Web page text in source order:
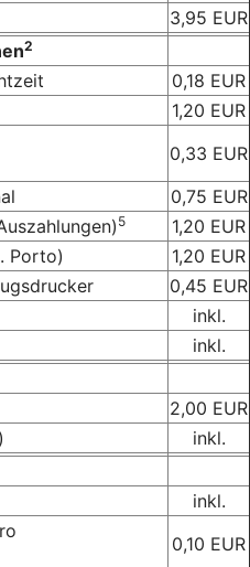
3,95 EUR
2
0,18 EUR
1,20 EUR
0,33 EUR
0,75 EUR
5
1,20 EUR
Porto)
1,20 EUR
0,45 EUR
inkl.
inkl.
2,00 EUR
inkl.
inkl.
0,10 EUR